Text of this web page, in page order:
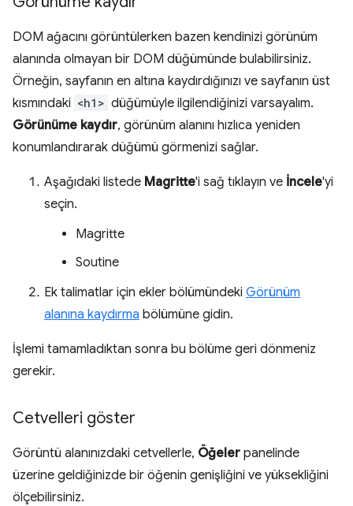
DOM ağacını görüntülerken bazen kendinizi görünüm
alanında olmayan bir DOM düğümünde bulabilirsiniz.
Örneğin, sayfanın en altına kaydırdığınızı ve sayfanın üst
kısmındaki <h1> düğümüyle ilgilendiğinizi varsayalım.
Görünüme kaydır, görünüm alanını hızlıca yeniden
konumlandırarak düğümü görmenizi sağlar.
Aşağıdaki listede Magritte'i sağ tıklayın ve İncele'yi
seçin.
Magritte
Soutine
Ek talimatlar için ekler bölümündeki Görünüm
alanına kaydırma bölümüne gidin.
İşlemi tamamladıktan sonra bu bölüme geri dönmeniz
gerekir.
Cetvelleri göster
Görüntü alanınızdaki cetvellerle, Öğeler panelinde
üzerine geldiğinizde bir öğenin genişliğini ve yüksekliğini
ölçebilirsiniz.